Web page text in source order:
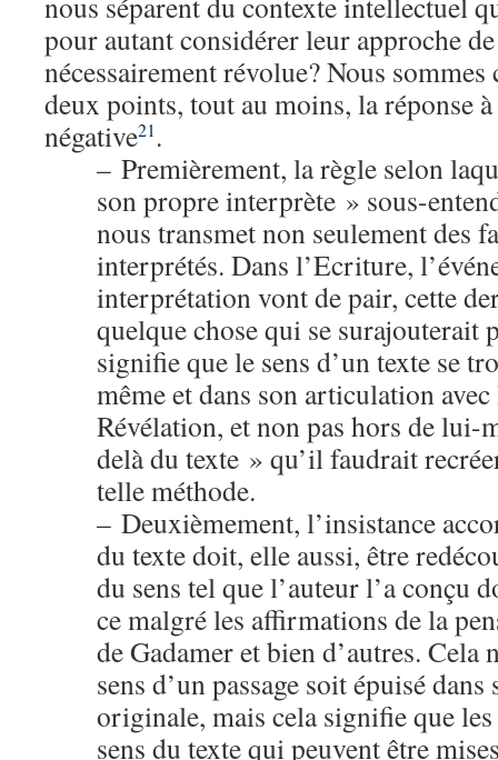
pour autant considérer leur approche
nécessairement révolue? Nous
deux points, tout au moins, la réponse
négative21 .
– Premièrement, la règle selon
son propre interprète » sous-
nous transmet non seulement des
interprétés. Dans l’Ecriture,
interprétation vont de pair, cette
quelque chose qui se surajouterait
signifie que le sens d’un texte se
même et dans son articulation
Révélation, et non pas hors de lui-
delà du texte » qu’il faudrait
telle méthode.
– Deuxièmement, l’insistance
du texte doit, elle aussi, être
du sens tel que l’auteur l’a conçu
ce malgré les affirmations de la
de Gadamer et bien d’autres. Cela
sens d’un passage soit épuisé
originale, mais cela signifie que
sens du texte qui peuvent être